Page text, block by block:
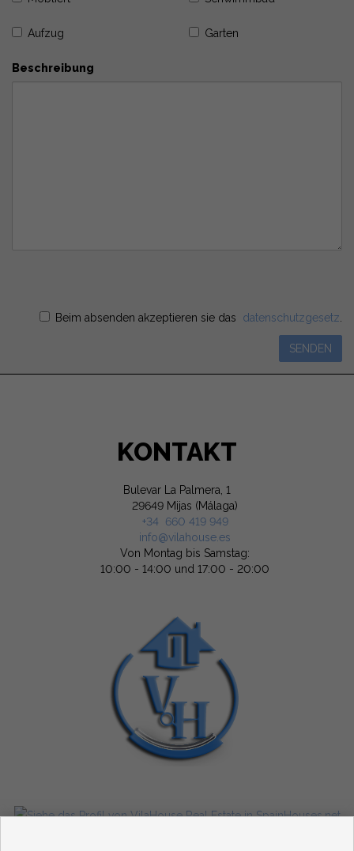
Aufzug Garten
Beschreibung
Beim absenden akzeptieren sie das datenschutzgesetz
SENDEN
KONTAKT
Bulevar La Palmera, 1
29649 Mijas (Málaga)
+34 660 419 949
info@vilahouse.es
Von Montag bis Samstag:
10:00 - 14:00 und 17:00 - 20:00